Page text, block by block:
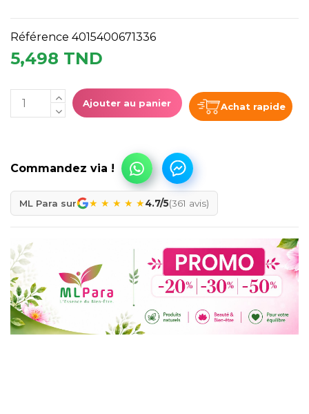
Référence 4015400671336
5,498 TND
Ajouter au panier Achat rapide
ML Para sur ★ ★ ★ ★ ★4.7/5(361 avis)